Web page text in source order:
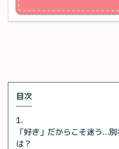
目次
「好き」だからこそ迷う…
は？